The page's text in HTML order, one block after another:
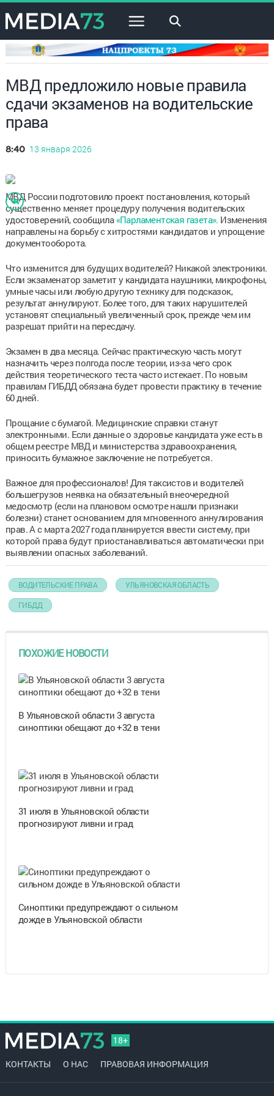
×
МВД предложило новые правила
сдачи экзаменов на водительские
права
8:40 13 января 2026
МВД России подготовило проект постановления, который
существенно меняет процедуру получения водительских
удостоверений, сообщила «Парламентская газета». Изменения
направлены на борьбу с хитростями кандидатов и упрощение
документооборота.
Что изменится для будущих водителей? Никакой электроники.
Если экзаменатор заметит у кандидата наушники, микрофоны,
умные часы или любую другую технику для подсказок,
результат аннулируют. Более того, для таких нарушителей
установят специальный увеличенный срок, прежде чем им
разрешат прийти на пересдачу.
Экзамен в два месяца. Сейчас практическую часть могут
назначить через полгода после теории, из-за чего срок
действия теоретического теста часто истекает. По новым
правилам ГИБДД обязана будет провести практику в течение
60 дней.
Прощание с бумагой. Медицинские справки станут
электронными. Если данные о здоровье кандидата уже есть в
общем реестре МВД и министерства здравоохранения,
приносить бумажное заключение не потребуется.
Важное для профессионалов! Для таксистов и водителей
большегрузов неявка на обязательный внеочередной
медосмотр (если на плановом осмотре нашли признаки
болезни) станет основанием для мгновенного аннулирования
прав. А с марта 2027 года планируется ввести систему, при
которой права будут приостанавливаться автоматически при
выявлении опасных заболеваний.
ВОДИТЕЛЬСКИЕ ПРАВА УЛЬЯНОВСКАЯ ОБЛАСТЬ
ГИБДД
ПОХОЖИЕ НОВОСТИ
В Ульяновской области 3 августа
синоптики обещают до +32 в тени
31 июля в Ульяновской области
прогнозируют ливни и град
Синоптики предупреждают о сильном
дожде в Ульяновской области
18+
КОНТАКТЫ О НАС ПРАВОВАЯ ИНФОРМАЦИЯ